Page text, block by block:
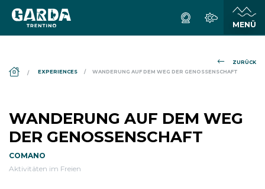
ZURÜCK
DS_BREADCRUMB.HOME
EXPERIENCES WANDERUNG AUF DEM WEG DER GENOSSENSCHAFT
WANDERUNG AUF DEM WEG
DER GENOSSENSCHAFT
COMANO
Aktivitäten im Freien